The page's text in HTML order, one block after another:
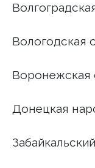
Вологодская
Воронежская
Донецкая